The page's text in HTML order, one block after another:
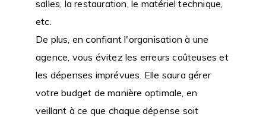
salles, la restauration, le matériel technique,
etc.
De plus, en confiant l'organisation à une
agence, vous évitez les erreurs coûteuses et
les dépenses imprévues. Elle saura gérer
votre budget de manière optimale, en
veillant à ce que chaque dépense soit